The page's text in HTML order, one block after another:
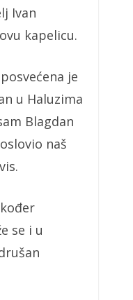
Ivan
kapelicu.
je
u Haluzima
Blagdan
naš
se i u